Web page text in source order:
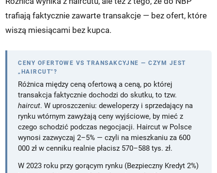
trafiają faktycznie zawarte transakcje — bez ofert, które
wiszą miesiącami bez kupca.
CENY OFERTOWE VS TRANSAKCYJNE — CZYM JEST
„HAIRCUT"?
Różnica między ceną ofertową a ceną, po której
transakcja faktycznie dochodzi do skutku, to tzw.
haircut. W uproszczeniu: deweloperzy i sprzedający na
rynku wtórnym zawyżają ceny wyjściowe, by mieć z
czego schodzić podczas negocjacji. Haircut w Polsce
wynosi zazwyczaj 2–5% — czyli na mieszkaniu za 600
000 zł w cenniku realnie płacisz 570–588 tys. zł.
W 2023 roku przy gorącym rynku (Bezpieczny Kredyt 2%)